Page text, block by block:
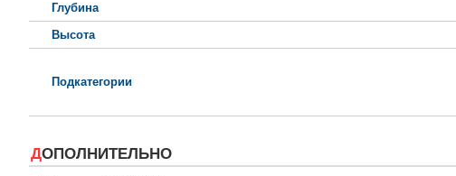
Глубина
Высота
Подкатегории
ДОПОЛНИТЕЛЬНО